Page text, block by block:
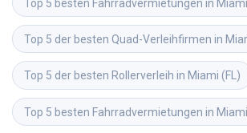
Top 5 besten Fahrradvermietungen in
Top 5 der besten Quad-Verleihfirmen in
Top 5 der besten Rollerverleih in Miami (FL)
Top 5 besten Fahrradvermietungen in